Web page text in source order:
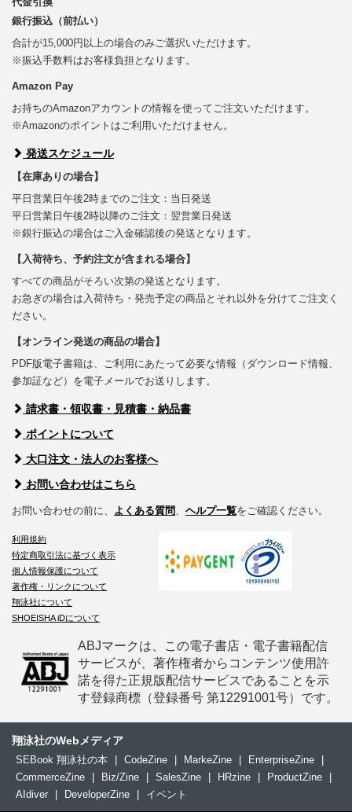
銀行振込（前払い）
合計が15,000円以上の場合のみご選択いただけます。
※振込手数料はお客様負担となります。
Amazon Pay
お持ちのAmazonアカウントの情報を使ってご注文いただけます。
※Amazonのポイントはご利用いただけません。
発送スケジュール
【在庫ありの場合】
平日営業日午後2時までのご注文：当日発送
平日営業日午後2時以降のご注文：翌営業日発送
※銀行振込の場合はご入金確認後の発送となります。
【入荷待ち、予約注文が含まれる場合】
すべての商品がそろい次第の発送となります。
お急ぎの場合は入荷待ち・発売予定の商品とそれ以外を分けてご注文く
ださい。
【オンライン発送の商品の場合】
PDF版電子書籍は、ご利用にあたって必要な情報（ダウンロード情報、
参加証など）を電子メールでお送りします。
請求書・領収書・見積書・納品書
ポイントについて
大口注文・法人のお客様へ
お問い合わせはこちら
お問い合わせの前に、 よくある質問、 ヘルプ一覧をご確認ください。
利用規約
特定商取引法に基づく表示
個人情報保護について
著作権・リンクについて
翔泳社について
SHOEISHA iDについて
ABJマークは、この電子書店・電子書籍配信
サービスが、著作権者からコンテンツ使用許
諾を得た正規版配信サービスであることを示
す登録商標（登録番号 第12291001号）です。
翔泳社のWebメディア
SEBook 翔泳社の本 CodeZine MarkeZine EnterpriseZine
CommerceZine
Biz/Zine SalesZine HRzine ProductZine
AIdiver
DeveloperZine イベント